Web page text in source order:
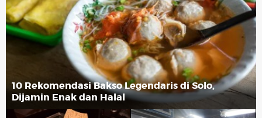
10 Rekomendasi Bakso Legendaris di Solo,
Dijamin Enak dan Halal